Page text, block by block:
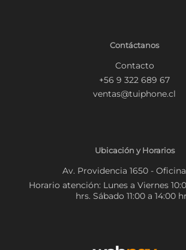
Contáctanos
Contacto
+56 9 322 689 67
ventas@tuiphone.cl
Ubicación y Horarios
Av. Providencia 1650 -
Horario atención: Lunes a Viernes
hrs. Sábado 11:00 a 14:00